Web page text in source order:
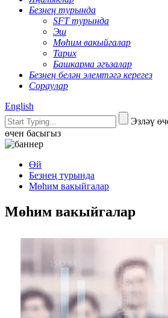
Безнең турында
SFT турында
Эш
Мөһим вакыйгалар
Тарих
Башкарма әгъзалар
Безнең белән элемтәгә керегез
Сораулар
English
Эзләү
өчен басыгыз
Өй
Безнең турында
Мөһим вакыйгалар
Мөһим вакыйгалар